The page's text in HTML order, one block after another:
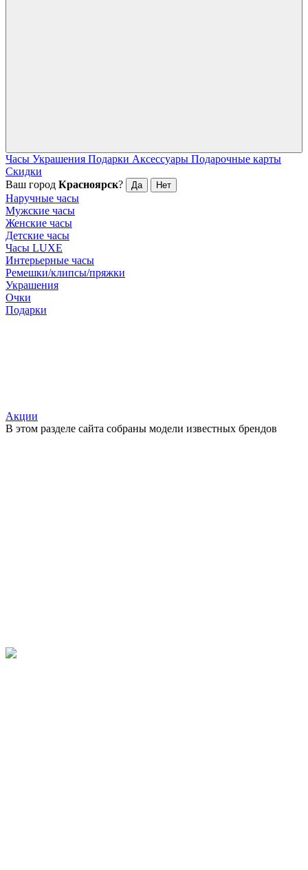
Часы Украшения Подарки Аксессуары Подарочные карты
Скидки
Ваш город Красноярск? Да Нет
Наручные часы
Мужские часы
Женские часы
Детские часы
Часы LUXE
Интерьерные часы
Ремешки/клипсы/пряжки
Украшения
Очки
Подарки
Акции
В этом разделе сайта собраны модели известных брендов